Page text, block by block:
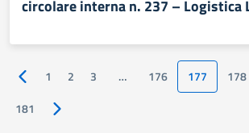
circolare interna n. 237 – Logistica
Pagina precedente
1 2 3 … 176 177 178
181
Pagina successiva